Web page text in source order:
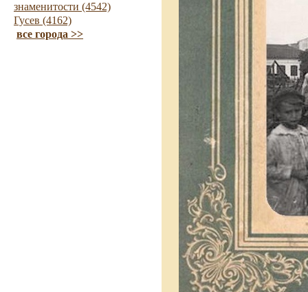
знаменитости (4542)
Гусев (4162)
все города >>